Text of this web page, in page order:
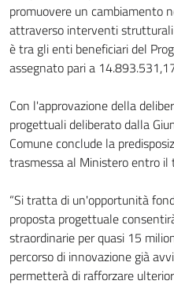
promuovere un cambiamento
attraverso interventi
è tra gli enti beneficiari del
assegnato pari a
Con l'approvazione della
progettuali deliberato dalla
Comune conclude la
trasmessa al Ministero entro
“Si tratta di un'opportunità
proposta progettuale
straordinarie per quasi 15
percorso di innovazione già
permetterà di rafforzare